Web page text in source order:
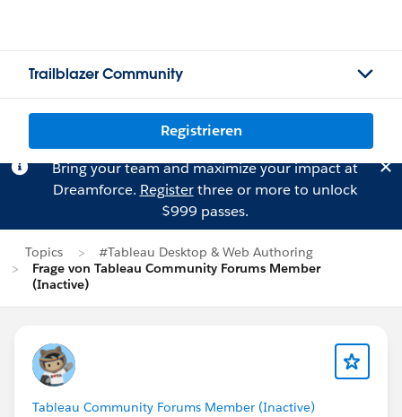
Trailblazer Community
Registrieren
Bring your team and maximize your impact at
Dreamforce. Registerthree or more to unlock
$999 passes.
Topics
#Tableau Desktop & Web Authoring
Frage von Tableau Community Forums Member
(Inactive)
Tableau Community Forums Member (Inactive)